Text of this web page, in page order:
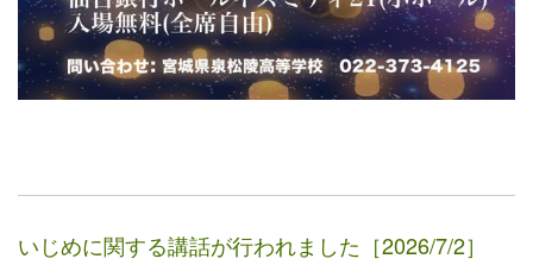
いじめに関する講話が行われました［2026/7/2］